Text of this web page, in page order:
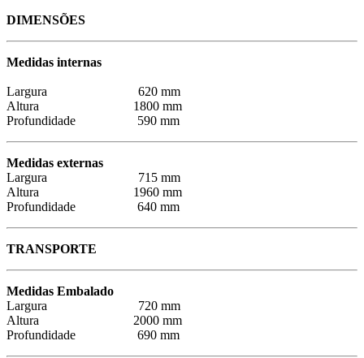
DIMENSÕES
Medidas internas
Largura 620 mm
Altura 1800 mm
Profundidade 590 mm
Medidas externas
Largura 715 mm
Altura 1960 mm
Profundidade 640 mm
TRANSPORTE
Medidas Embalado
Largura 720 mm
Altura 2000 mm
Profundidade 690 mm